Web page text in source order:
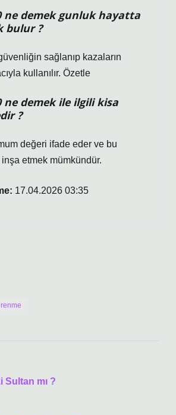
ne demek gunluk hayatta
bulur ?
sağlanıp kazaların
kullanılır. Özetle
ne demek ile ilgili kisa
?
değeri ifade eder ve bu
etmek mümkündür.
17.04.2026 03:35
renme
Sultan mı ?